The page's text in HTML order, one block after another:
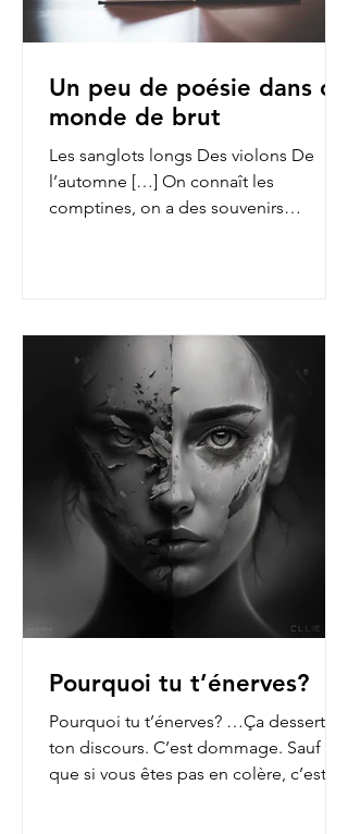
Un peu de poésie dans ce
monde de brut
Les sanglots longs Des violons De
l’automne […] On connaît les
comptines, on a des souvenirs
Pourquoi tu t’énerves?
Pourquoi tu t’énerves? …Ça dessert
ton discours. C’est dommage. Sauf
que si vous êtes pas en colère, c’est